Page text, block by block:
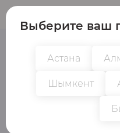
Выберите ваш
Астана
Шымкент